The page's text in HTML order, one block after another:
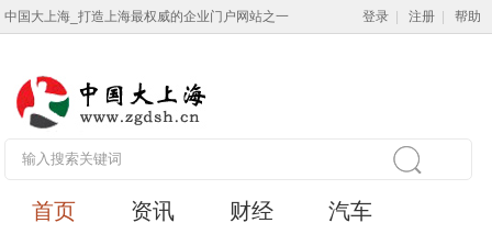
中国大上海_打造上海最权威的企业门户网站之一 登录 注册 帮助
首页 资讯 财经 汽车